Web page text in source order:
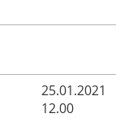
25.01.2021
12.00